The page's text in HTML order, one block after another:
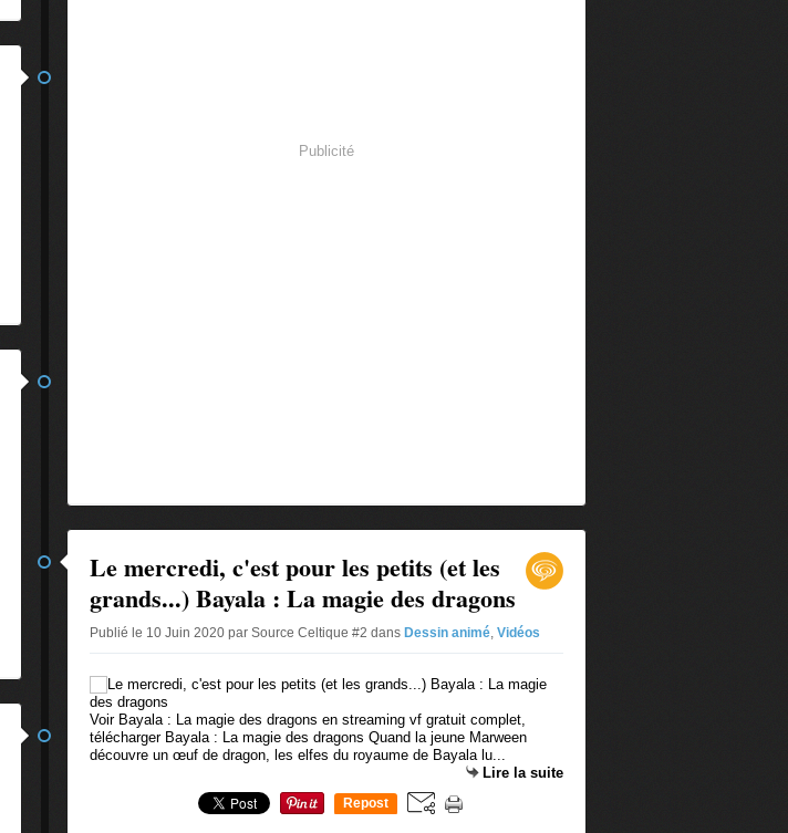
Publicité
Le mercredi, c'est pour les petits (et les
grands...) Bayala : La magie des dragons
Publié le 10 Juin 2020 par Source Celtique #2 dans Dessin animé, Vidéos
Voir Bayala : La magie des dragons en streaming vf gratuit complet,
télécharger Bayala : La magie des dragons Quand la jeune Marween
découvre un œuf de dragon, les elfes du royaume de Bayala lu...
Lire la suite
Repost